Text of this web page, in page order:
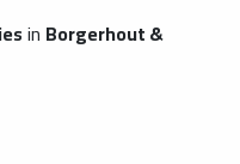
in Borgerhout &